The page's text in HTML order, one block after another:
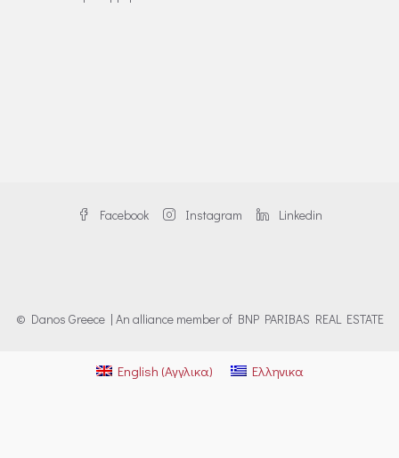
Facebook Instagram Linkedin
© Danos Greece | An alliance member of BNP PARIBAS REAL ESTATE
English (Αγγλικα) Ελληνικα